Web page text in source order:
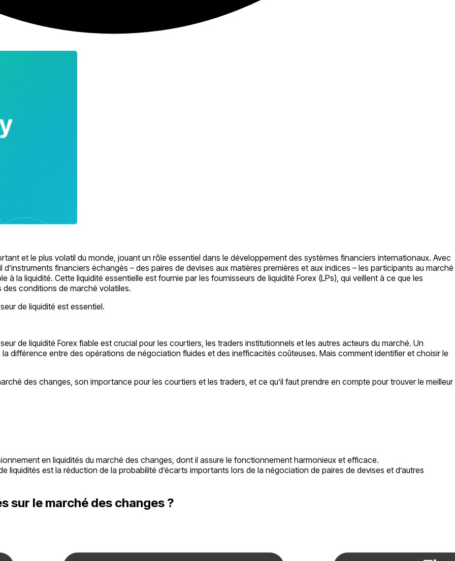
et le plus volatil du monde, jouant un rôle essentiel dans le développement des systèmes financiers internationaux. Avec
financiers échangés – des paires de devises aux matières premières et aux indices – les participants au marché
la liquidité. Cette liquidité essentielle est fournie par les fournisseurs de liquidité Forex (LPs), qui veillent à ce que les
conditions de marché volatiles.
de liquidité est essentiel.
de liquidité Forex fiable est crucial pour les courtiers, les traders institutionnels et les autres acteurs du marché. Un
différence entre des opérations de négociation fluides et des inefficacités coûteuses. Mais comment identifier et choisir le
des changes, son importance pour les courtiers et les traders, et ce qu’il faut prendre en compte pour trouver le meilleur
en liquidités du marché des changes, dont il assure le fonctionnement harmonieux et efficace.
liquidités est la réduction de la probabilité d’écarts importants lors de la négociation de paires de devises et d’autres
sur le marché des changes ?